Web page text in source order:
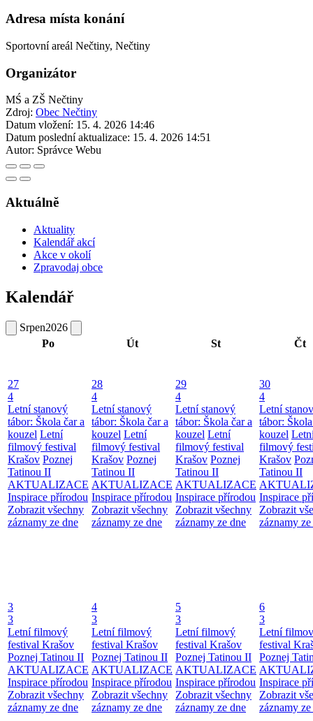
Adresa místa konání
Sportovní areál Nečtiny, Nečtiny
Organizátor
MŚ a ZŠ Nečtiny
Zdroj: Obec Nečtiny
Datum vložení: 15. 4. 2026 14:46
Datum poslední aktualizace: 15. 4. 2026 14:51
Autor: Správce Webu
Aktuálně
Aktuality
Kalendář akcí
Akce v okolí
Zpravodaj obce
Kalendář
Srpen2026
Po
Út St Čt
27
4
Letní stanový
tábor: Škola čar a
kouzel Letní
filmový festival
Krašov Poznej
Tatinou II
AKTUALIZACE
Inspirace přírodou
Zobrazit všechny
záznamy ze dne
28
4
Letní stanový
tábor: Škola čar a
kouzel Letní
filmový festival
Krašov Poznej
Tatinou II
AKTUALIZACE
Inspirace přírodou
Zobrazit všechny
záznamy ze dne
29
4
Letní stanový
tábor: Škola čar a
kouzel Letní
filmový festival
Krašov Poznej
Tatinou II
AKTUALIZACE
Inspirace přírodou
Zobrazit všechny
záznamy ze dne
30
4
Letní
tábor:
kouzel
filmový
Krašov
Tatinou II
Inspirace
Zobrazit
záznamy
3
3
Letní filmový
festival Krašov
Poznej Tatinou II
AKTUALIZACE
Inspirace přírodou
Zobrazit všechny
záznamy ze dne
4
3
Letní filmový
festival Krašov
Poznej Tatinou II
AKTUALIZACE
Inspirace přírodou
Zobrazit všechny
záznamy ze dne
5
3
Letní filmový
festival Krašov
Poznej Tatinou II
AKTUALIZACE
Inspirace přírodou
Zobrazit všechny
záznamy ze dne
6
3
Letní
festival
Poznej
Inspirace
Zobrazit
záznamy